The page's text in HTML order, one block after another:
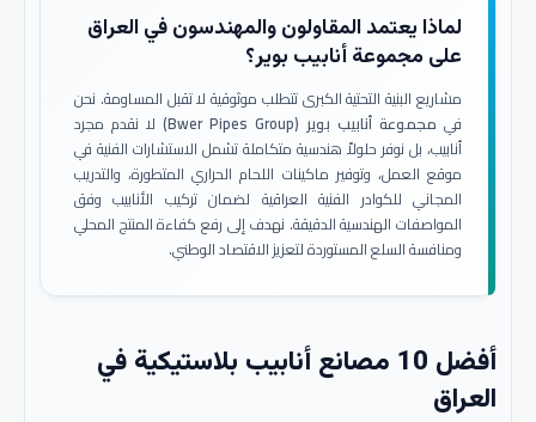
لماذا يعتمد المقاولون والمهندسون في العراق
على مجموعة أنابيب بوير؟
مشاريع البنية التحتية الكبرى تتطلب موثوقية لا تقبل المساومة. نحن
في مجموعة أنابيب بوير (Bwer Pipes Group)
لا نقدم مجرد
أنابيب، بل نوفر حلولاً هندسية متكاملة تشمل الاستشارات الفنية في
موقع العمل، وتوفير ماكينات اللحام الحراري المتطورة، والتدريب
المجاني للكوادر الفنية العراقية لضمان تركيب الأنابيب وفق
المواصفات الهندسية الدقيقة. نهدف إلى رفع كفاءة المنتج المحلي
ومنافسة السلع المستوردة لتعزيز الاقتصاد الوطني.
أفضل 10 مصانع أنابيب بلاستيكية في
العراق